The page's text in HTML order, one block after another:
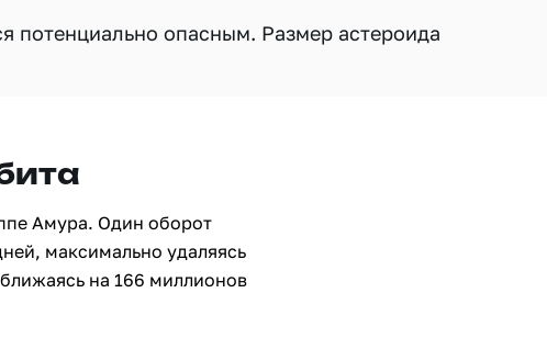
потенциально опасным. Размер астероида
Амура. Один оборот
максимально удаляясь
на 166 миллионов